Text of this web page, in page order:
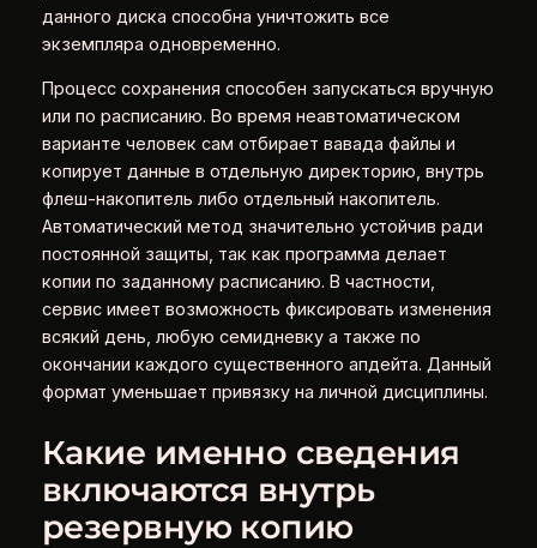
данного диска способна уничтожить все
экземпляра одновременно.
Процесс сохранения способен запускаться вручную
или по расписанию. Во время неавтоматическом
варианте человек сам отбирает вавада файлы и
копирует данные в отдельную директорию, внутрь
флеш-накопитель либо отдельный накопитель.
Автоматический метод значительно устойчив ради
постоянной защиты, так как программа делает
копии по заданному расписанию. В частности,
сервис имеет возможность фиксировать изменения
всякий день, любую семидневку а также по
окончании каждого существенного апдейта. Данный
формат уменьшает привязку на личной дисциплины.
Какие именно сведения
включаются внутрь
резервную копию